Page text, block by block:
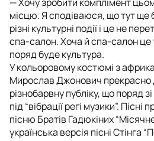
місцю. Я сподіваюся, що тут ще
різні культурні події і це не
спа-салон. Хоча й спа-салон це
поряд буде культура.
У кольоровому костюмі з
Мирослав Джонович
різнобарвну публіку, що поряд
під “вібрації реґі музики”.
пісню Братів Гадюкіних
українська версія пісні Стінга